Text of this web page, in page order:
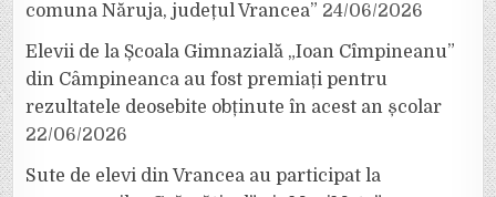
comuna Năruja, județul Vrancea” 24/06/2026
Elevii de la Școala Gimnazială „Ioan Cîmpineanu”
din Câmpineanca au fost premiați pentru
rezultatele deosebite obținute în acest an școlar
22/06/2026
Sute de elevi din Vrancea au participat la